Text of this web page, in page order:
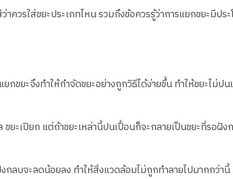
ควรใส่ขยะประเภทไหน รวมถึงข้อควรรู้ว่าการแยกขยะมีประ
กขยะจึงทำให้กำจัดขยะอย่างถูกวิธีได้ง่ายขึ้น ทำให้ขยะไม่
ขยะเปียก แต่ถ้าขยะเหล่านี้ปนเปื้อนก็จะกลายเป็นขยะที่รอ
กลบจะลดน้อยลง ทำให้สิ่งแวดล้อมไม่ถูกทำลายไปมากกว่านี้